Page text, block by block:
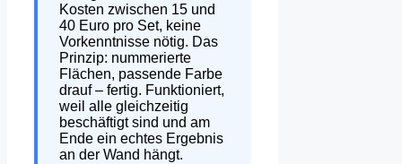
Kosten zwischen 15 und
40 Euro pro Set, keine
Vorkenntnisse nötig. Das
Prinzip: nummerierte
Flächen, passende Farbe
drauf – fertig. Funktioniert,
weil alle gleichzeitig
beschäftigt sind und am
Ende ein echtes Ergebnis
an der Wand hängt.